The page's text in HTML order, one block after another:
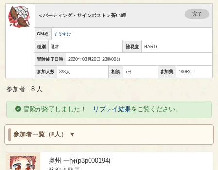
＜バーティング・サインポスト＞蒼い岬 完了
GM名 そうすけ
種別 通常 難易度 HARD
冒険終了日時 2020年03月20日 23時00分
参加人数 8/8人 相談 7日 参加費 100RC
参加者 : 8 人
冒険が終了しました！ リプレイ結果をご覧ください。
参加者一覧（8人）
奥州 一悟(p3p000194)